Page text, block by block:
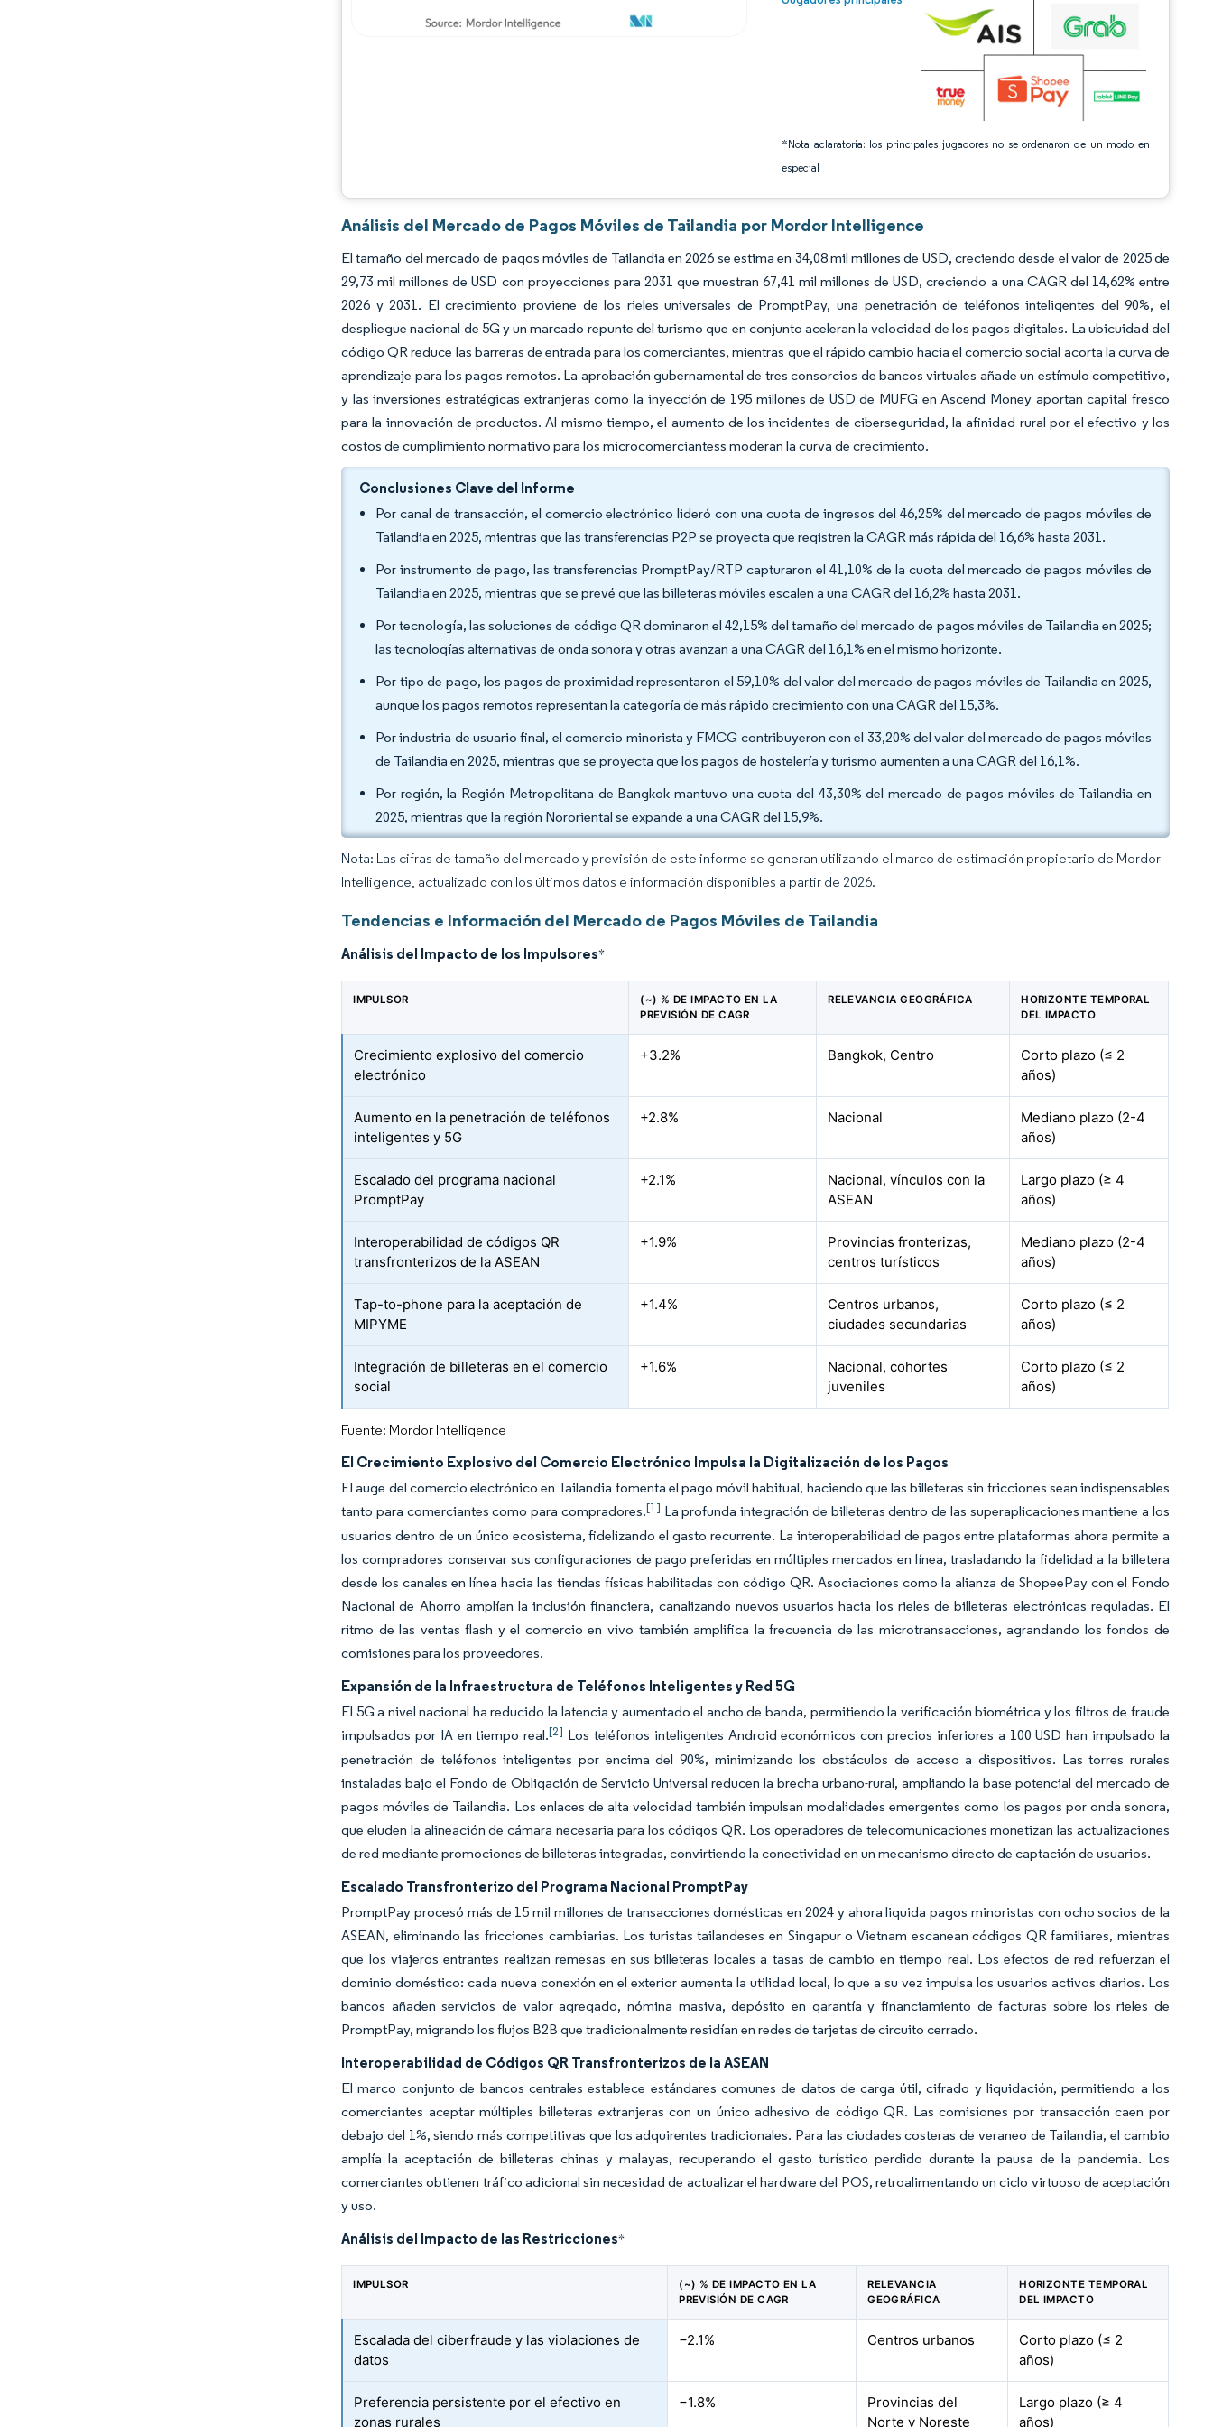
*Nota aclaratoria: los principales jugadores no se ordenaron de un modo en
especial
Análisis del Mercado de Pagos Móviles de Tailandia por Mordor Intelligence
El tamaño del mercado de pagos móviles de Tailandia en 2026 se estima en 34,08 mil millones de USD, creciendo desde el valor de 2025 de
29,73 mil millones de USD con proyecciones para 2031 que muestran 67,41 mil millones de USD, creciendo a una CAGR del 14,62% entre
2026 y 2031. El crecimiento proviene de los rieles universales de PromptPay, una penetración de teléfonos inteligentes del 90%, el
despliegue nacional de 5G y un marcado repunte del turismo que en conjunto aceleran la velocidad de los pagos digitales. La ubicuidad del
código QR reduce las barreras de entrada para los comerciantes, mientras que el rápido cambio hacia el comercio social acorta la curva de
aprendizaje para los pagos remotos. La aprobación gubernamental de tres consorcios de bancos virtuales añade un estímulo competitivo,
y las inversiones estratégicas extranjeras como la inyección de 195 millones de USD de MUFG en Ascend Money aportan capital fresco
para la innovación de productos. Al mismo tiempo, el aumento de los incidentes de ciberseguridad, la afinidad rural por el efectivo y los
costos de cumplimiento normativo para los microcomerciantess moderan la curva de crecimiento.
Conclusiones Clave del Informe
Por canal de transacción, el comercio electrónico lideró con una cuota de ingresos del 46,25% del mercado de pagos móviles de
Tailandia en 2025, mientras que las transferencias P2P se proyecta que registren la CAGR más rápida del 16,6% hasta 2031.
Por instrumento de pago, las transferencias PromptPay/RTP capturaron el 41,10% de la cuota del mercado de pagos móviles de
Tailandia en 2025, mientras que se prevé que las billeteras móviles escalen a una CAGR del 16,2% hasta 2031.
Por tecnología, las soluciones de código QR dominaron el 42,15% del tamaño del mercado de pagos móviles de Tailandia en 2025;
las tecnologías alternativas de onda sonora y otras avanzan a una CAGR del 16,1% en el mismo horizonte.
Por tipo de pago, los pagos de proximidad representaron el 59,10% del valor del mercado de pagos móviles de Tailandia en 2025,
aunque los pagos remotos representan la categoría de más rápido crecimiento con una CAGR del 15,3%.
Por industria de usuario final, el comercio minorista y FMCG contribuyeron con el 33,20% del valor del mercado de pagos móviles
de Tailandia en 2025, mientras que se proyecta que los pagos de hostelería y turismo aumenten a una CAGR del 16,1%.
Por región, la Región Metropolitana de Bangkok mantuvo una cuota del 43,30% del mercado de pagos móviles de Tailandia en
2025, mientras que la región Nororiental se expande a una CAGR del 15,9%.
Nota: Las cifras de tamaño del mercado y previsión de este informe se generan utilizando el marco de estimación propietario de Mordor
Intelligence, actualizado con los últimos datos e información disponibles a partir de 2026.
Tendencias e Información del Mercado de Pagos Móviles de Tailandia
Análisis del Impacto de los Impulsores*
IMPULSOR
(~) % DE IMPACTO EN LA
PREVISIÓN DE CAGR
RELEVANCIA GEOGRÁFICA
HORIZONTE TEMPORAL
DEL IMPACTO
Crecimiento explosivo del comercio
electrónico
+3.2% Bangkok, Centro
Corto plazo (≤ 2
años)
Aumento en la penetración de teléfonos
inteligentes y 5G
+2.8% Nacional
Mediano plazo (2-4
años)
Escalado del programa nacional
PromptPay
+2.1%
Nacional, vínculos con la
ASEAN
Largo plazo (≥ 4
años)
Interoperabilidad de códigos QR
transfronterizos de la ASEAN
+1.9%
Provincias fronterizas,
centros turísticos
Mediano plazo (2-4
años)
Tap-to-phone para la aceptación de
MIPYME
+1.4%
Centros urbanos,
ciudades secundarias
Corto plazo (≤ 2
años)
Integración de billeteras en el comercio
social
+1.6%
Nacional, cohortes
juveniles
Corto plazo (≤ 2
años)
Fuente: Mordor Intelligence
El Crecimiento Explosivo del Comercio Electrónico Impulsa la Digitalización de los Pagos
El auge del comercio electrónico en Tailandia fomenta el pago móvil habitual, haciendo que las billeteras sin fricciones sean indispensables
tanto para comerciantes como para compradores.[1] La profunda integración de billeteras dentro de las superaplicaciones mantiene a los
usuarios dentro de un único ecosistema, fidelizando el gasto recurrente. La interoperabilidad de pagos entre plataformas ahora permite a
los compradores conservar sus configuraciones de pago preferidas en múltiples mercados en línea, trasladando la fidelidad a la billetera
desde los canales en línea hacia las tiendas físicas habilitadas con código QR. Asociaciones como la alianza de ShopeePay con el Fondo
Nacional de Ahorro amplían la inclusión financiera, canalizando nuevos usuarios hacia los rieles de billeteras electrónicas reguladas. El
ritmo de las ventas flash y el comercio en vivo también amplifica la frecuencia de las microtransacciones, agrandando los fondos de
comisiones para los proveedores.
Expansión de la Infraestructura de Teléfonos Inteligentes y Red 5G
El 5G a nivel nacional ha reducido la latencia y aumentado el ancho de banda, permitiendo la verificación biométrica y los filtros de fraude
impulsados por IA en tiempo real.[2] Los teléfonos inteligentes Android económicos con precios inferiores a 100 USD han impulsado la
penetración de teléfonos inteligentes por encima del 90%, minimizando los obstáculos de acceso a dispositivos. Las torres rurales
instaladas bajo el Fondo de Obligación de Servicio Universal reducen la brecha urbano-rural, ampliando la base potencial del mercado de
pagos móviles de Tailandia. Los enlaces de alta velocidad también impulsan modalidades emergentes como los pagos por onda sonora,
que eluden la alineación de cámara necesaria para los códigos QR. Los operadores de telecomunicaciones monetizan las actualizaciones
de red mediante promociones de billeteras integradas, convirtiendo la conectividad en un mecanismo directo de captación de usuarios.
Escalado Transfronterizo del Programa Nacional PromptPay
PromptPay procesó más de 15 mil millones de transacciones domésticas en 2024 y ahora liquida pagos minoristas con ocho socios de la
ASEAN, eliminando las fricciones cambiarias. Los turistas tailandeses en Singapur o Vietnam escanean códigos QR familiares, mientras
que los viajeros entrantes realizan remesas en sus billeteras locales a tasas de cambio en tiempo real. Los efectos de red refuerzan el
dominio doméstico: cada nueva conexión en el exterior aumenta la utilidad local, lo que a su vez impulsa los usuarios activos diarios. Los
bancos añaden servicios de valor agregado, nómina masiva, depósito en garantía y financiamiento de facturas sobre los rieles de
PromptPay, migrando los flujos B2B que tradicionalmente residían en redes de tarjetas de circuito cerrado.
Interoperabilidad de Códigos QR Transfronterizos de la ASEAN
El marco conjunto de bancos centrales establece estándares comunes de datos de carga útil, cifrado y liquidación, permitiendo a los
comerciantes aceptar múltiples billeteras extranjeras con un único adhesivo de código QR. Las comisiones por transacción caen por
debajo del 1%, siendo más competitivas que los adquirentes tradicionales. Para las ciudades costeras de veraneo de Tailandia, el cambio
amplía la aceptación de billeteras chinas y malayas, recuperando el gasto turístico perdido durante la pausa de la pandemia. Los
comerciantes obtienen tráfico adicional sin necesidad de actualizar el hardware del POS, retroalimentando un ciclo virtuoso de aceptación
y uso.
Análisis del Impacto de las Restricciones*
IMPULSOR
(~) % DE IMPACTO EN LA
PREVISIÓN DE CAGR
RELEVANCIA
GEOGRÁFICA
HORIZONTE TEMPORAL
DEL IMPACTO
Escalada del ciberfraude y las violaciones de
datos
−2.1% Centros urbanos
Corto plazo (≤ 2
años)
Preferencia persistente por el efectivo en
zonas rurales
−1.8%
Provincias del
Norte y Noreste
Largo plazo (≥ 4
años)